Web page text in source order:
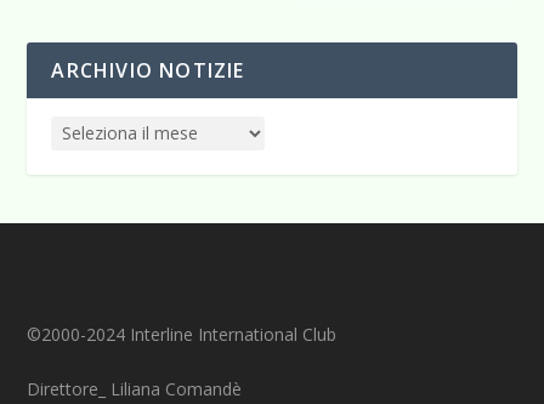
ARCHIVIO NOTIZIE
©2000-2024 Interline International Club
Direttore_ Liliana Comandè